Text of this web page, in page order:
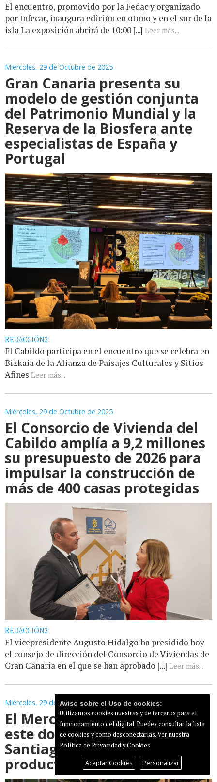
El encuentro, promovido por la Fedac y organizado
por Infecar, inaugura edición en otoño y en el sur de la
isla La exposición abrirá de 10:00 [...] Leer más...
Miércoles, 29 de Octubre de 2025
Gran Canaria presenta su
modelo de gestión conjunta
del Patrimonio Mundial y la
Reserva de la Biosfera ante
especialistas de España y
Portugal
REDACCIÓN2
El Cabildo participa en el encuentro que se celebra en
Bizkaia de la Alianza de Paisajes Culturales y Sitios
Afines Leer más...
Miércoles, 29 de Octubre de 2025
El Consorcio de Vivienda del
Cabildo amplía a 9,2 millones
su presupuesto de 2026 para
impulsar la construcción de
más de 400 casas protegidas
REDACCIÓN2
El vicepresidente Augusto Hidalgo ha presidido hoy
el consejo de dirección del Consorcio de Viviendas de
Gran Canaria en el que se han aprobado [...] Leer más...
Miércoles, 29 de Octubre de 2025
El Mercado Agrícola vuelve
este domingo a la Plaza de
Santiago con los mejores
productos de nuestra tierra
Aviso sobre el Uso de cookies:
Utilizamos cookies nuestras y de terceros para el
funcionamiento del digital. Puedes consultar la lista
de cookies y como desconectarlas.Ver nuestra
Política de Privacidad y Cookies
Aceptar Cookies Personalizar